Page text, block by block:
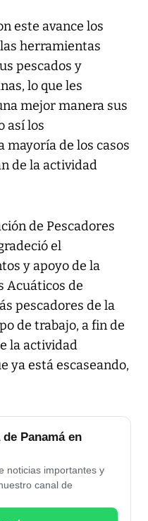
este avance los
herramientas
pescados y
lo que les
mejor manera sus
así los
de los casos
de la actividad
de Pescadores
el
y apoyo de la
Acuáticos de
pescadores de la
de trabajo, a fin de
la actividad
ya está escaseando,
Panamá en
noticias importantes y
canal de